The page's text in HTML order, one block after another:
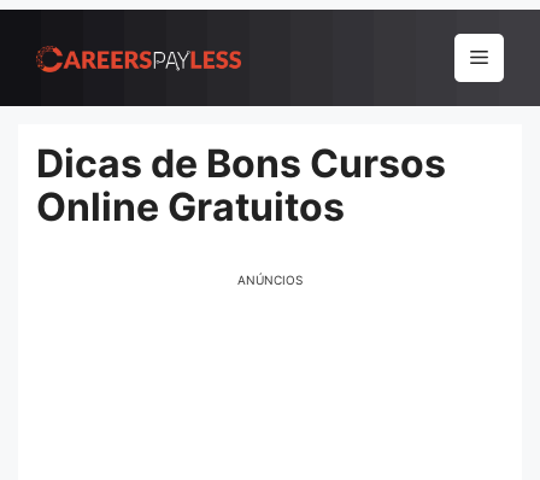
para
conteúdo
Menu
Dicas de Bons Cursos
Online Gratuitos
ANÚNCIOS